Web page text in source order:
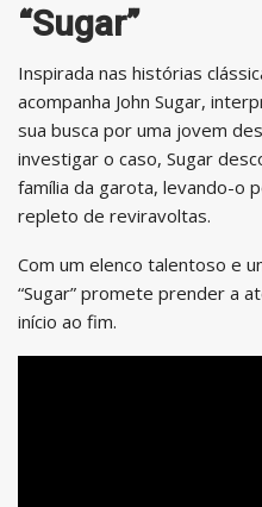
“Sugar”
Inspirada nas histórias
acompanha John Sugar,
sua busca por uma jovem
investigar o caso, Sugar
família da garota, levando-o
repleto de reviravoltas.
Com um elenco talentoso e
“Sugar” promete prender a
início ao fim.